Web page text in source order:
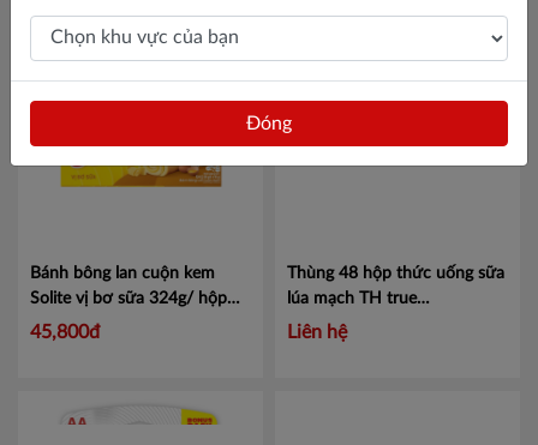
Bánh bông lan cuộn kem
Solite vị bơ sữa 324g/ hộp
Mã 4320074
45,800đ
Thùng 48 hộp thức uống sữa
lúa mạch TH true
CHOCOMALT MISTORI
Liên hệ
Đóng